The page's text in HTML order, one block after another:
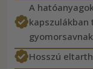
A
kapszulákban
Hosszú